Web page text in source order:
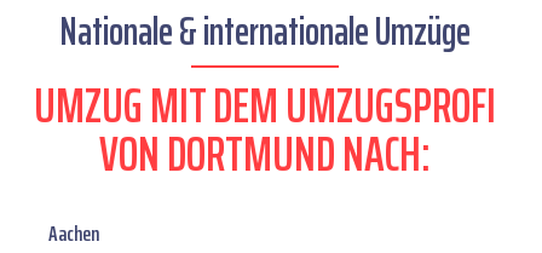
Nationale & internationale Umzüge
UMZUG MIT DEM UMZUGSPROFI
VON DORTMUND NACH:
Aachen